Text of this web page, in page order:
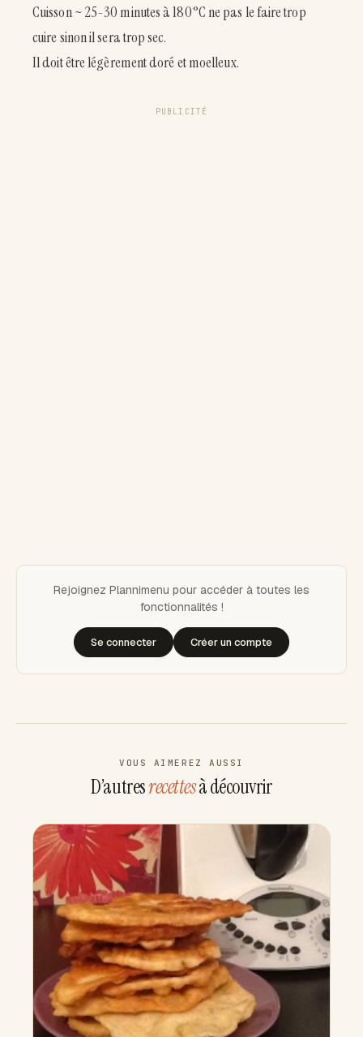
Cuisson ~ 25-30 minutes à 180°C ne pas le faire trop
cuire sinon il sera trop sec.
Il doit être légèrement doré et moelleux.
PUBLICITÉ
Rejoignez Plannimenu pour accéder à toutes les
fonctionnalités !
Se connecter Créer un compte
VOUS AIMEREZ AUSSI
D’autresrecettesà découvrir